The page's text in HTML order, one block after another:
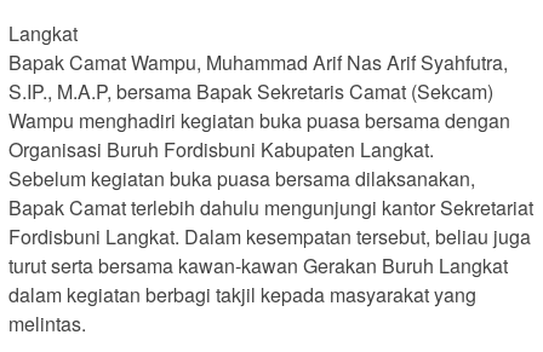
Langkat
Bapak Camat Wampu, Muhammad Arif Nas Arif Syahfutra,
S.IP., M.A.P, bersama Bapak Sekretaris Camat (Sekcam)
Wampu menghadiri kegiatan buka puasa bersama dengan
Organisasi Buruh Fordisbuni Kabupaten Langkat.
Sebelum kegiatan buka puasa bersama dilaksanakan,
Bapak Camat terlebih dahulu mengunjungi kantor Sekretariat
Fordisbuni Langkat. Dalam kesempatan tersebut, beliau juga
turut serta bersama kawan-kawan Gerakan Buruh Langkat
dalam kegiatan berbagi takjil kepada masyarakat yang
melintas.